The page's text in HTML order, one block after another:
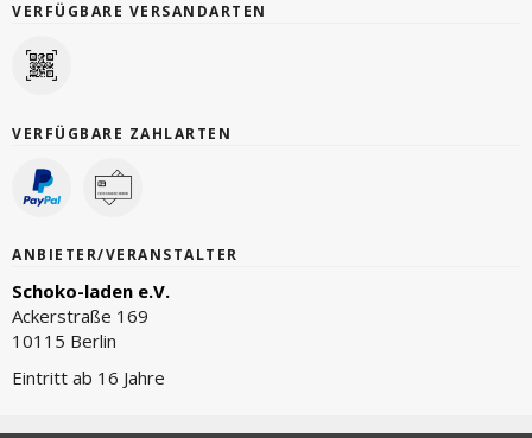
VERFÜGBARE VERSANDARTEN
VERFÜGBARE ZAHLARTEN
ANBIETER/VERANSTALTER
Schoko-laden e.V.
Ackerstraße 169
10115 Berlin
Eintritt ab 16 Jahre